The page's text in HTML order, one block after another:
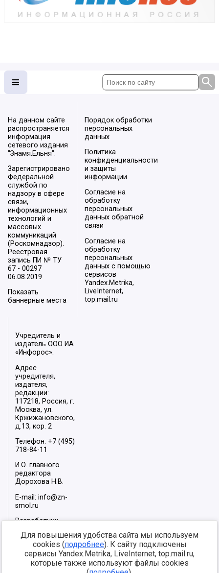
На данном сайте
распространяется
информация
сетевого издания
"Знамя.Ельня".
Зарегистрировано
Федеральной
службой по
надзору в сфере
связи,
информационных
технологий и
массовых
коммуникаций
(Роскомнадзор).
Реестровая
запись ПИ № ТУ
67 - 00297
06.08.2019
Показать
баннерные места
Порядок обработки
персональных
данных
Политика
конфиденциальности
и защиты
информации
Согласие на
обработку
персональных
данных обратной
связи
Согласие на
обработку
персональных
данных с помощью
сервисов
Yandex.Metrika,
LiveInternet,
top.mail.ru
Учредитель и
издатель ООО ИА
«Инфорос».
Адрес
учредителя,
издателя,
редакции:
117218, Россия, г.
Москва, ул.
Кржижановского,
д.13, кор. 2
Телефон: +7 (495)
718-84-11
И.О. главного
редактора
Дорохова Н.В.
E-mail: info@zn-
smol.ru
Разработчик
2026
Мы в социальных
сетях:
Для повышения удобства сайта мы используем
cookies (подробнее). К сайту подключены
сервисы Yandex.Metrika, LiveInternet, top.mail.ru,
которые также используют файлы cookies